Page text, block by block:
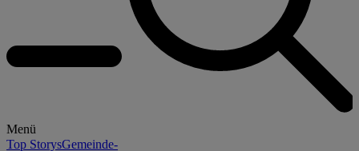
Menü
Top StorysGemeinde-